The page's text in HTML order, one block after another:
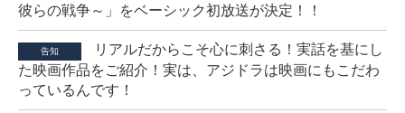
彼らの戦争～」をベーシック初放送が決定！！
告知
リアルだからこそ心に刺さる！実話を基にし
た映画作品をご紹介！実は、アジドラは映画にもこだわ
っているんです！